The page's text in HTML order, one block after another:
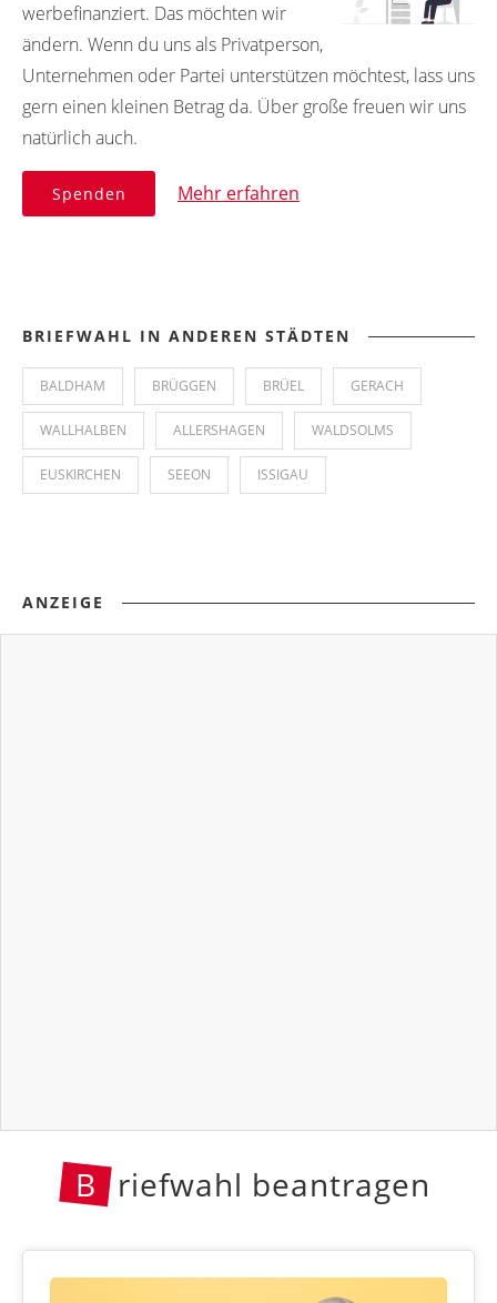
werbefinanziert. Das möchten wir
ändern. Wenn du uns als Privatperson,
Unternehmen oder Partei unterstützen möchtest, lass uns
gern einen kleinen Betrag da. Über große freuen wir uns
natürlich auch.
Spenden Mehr erfahren
BRIEFWAHL IN ANDEREN STÄDTEN
BALDHAM BRÜGGEN BRÜEL GERACH
WALLHALBEN ALLERSHAGEN WALDSOLMS
EUSKIRCHEN SEEON ISSIGAU
ANZEIGE
B riefwahl beantragen